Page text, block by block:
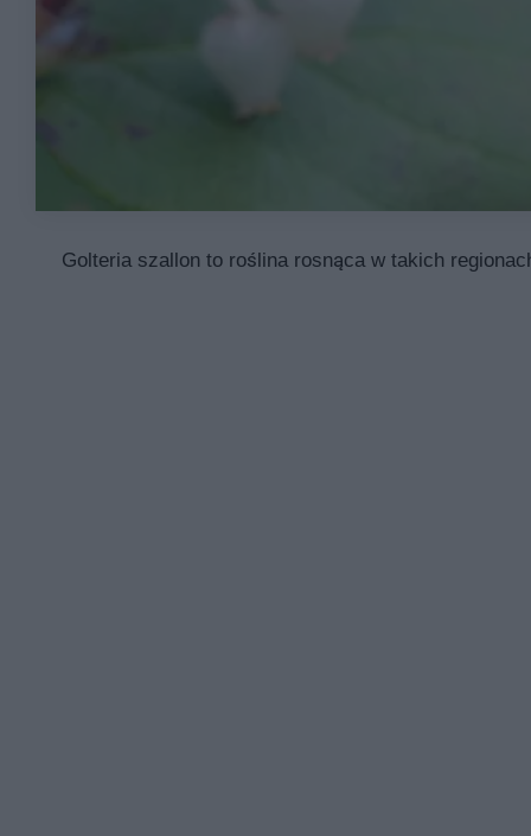
Golteria szallon to roślina rosnąca w takich